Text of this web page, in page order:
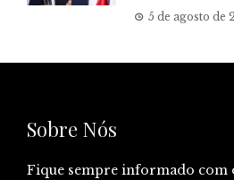
5 de agosto de
Sobre Nós
Fique sempre informado com